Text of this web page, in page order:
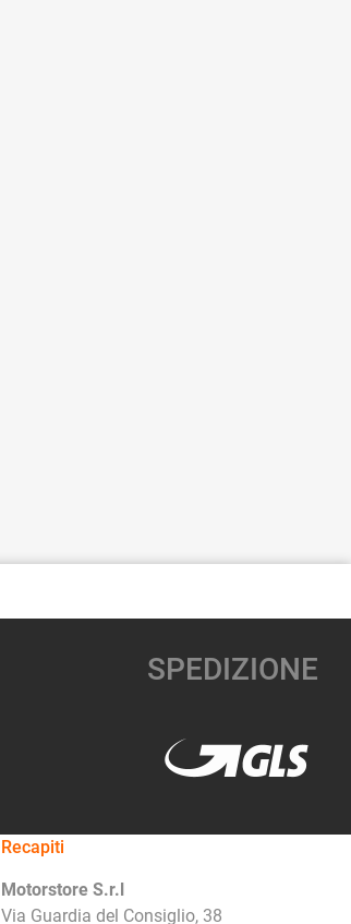
SPEDIZIONE
Recapiti
Motorstore S.r.l
Via Guardia del Consiglio, 38